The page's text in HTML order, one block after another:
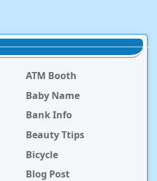
ATM Booth
Baby Name
Bank Info
Beauty Ttips
Bicycle
Blog Post